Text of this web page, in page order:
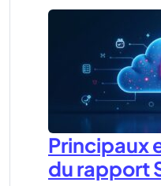
Principaux
du rapport